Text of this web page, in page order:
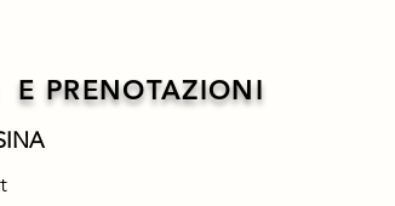
PRENOTAZIONI